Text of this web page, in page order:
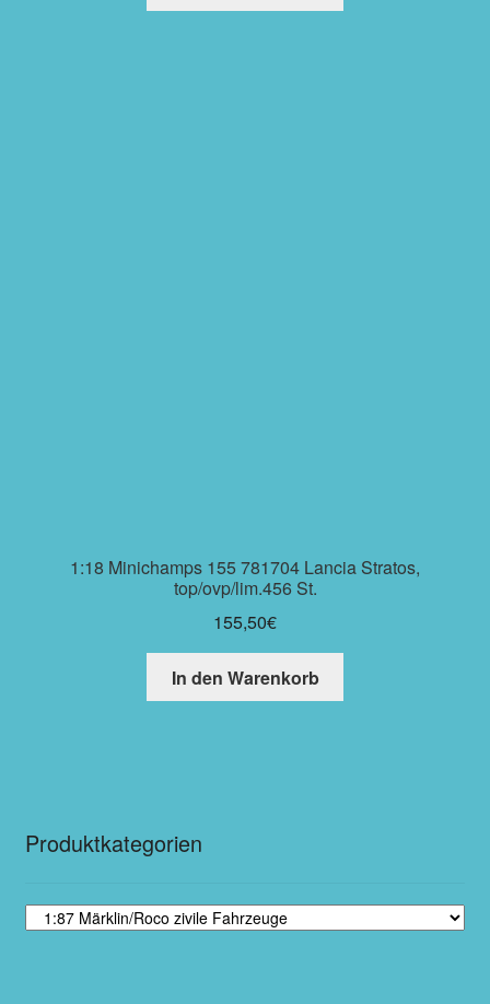
1:18 Minichamps 155 781704 Lancia Stratos,
top/ovp/lim.456 St.
155,50€
In den Warenkorb
Produktkategorien